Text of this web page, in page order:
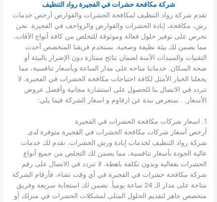
شركة مكافحة حشرات في الفجيرة رواد التنظيف
تقدم شركة رواد التنظيف لمكافحة الحشرات والقوارض أرخص خدمات
رش، مكافحة، إبادة الحشرات والقوارض والزواحف في الفجيرة. نحن
نحرص على توفير حلول فعالة وموثوقة للتخلص من كافة أنواع الآفات،
مما يضمن لك بيئة نظيفة وصحية. يستخدم فريقنا المتخصص أحدث
التقنيات والمبيدات الآمنة لضمان نتائج ممتازة دون الإضرار بالبيئة أو
صحة السكان. خدماتنا متاحة على مدار الساعة وبأسعار تنافسية، مما
يجعلنا الخيار الأمثل لكافة احتياجات مكافحة الحشرات في الفجيرة. لا
تتردد في الاتصال بنا للحصول على استشارة مجانية وأفضل عروض
الأسعار. . سنعرض نبذة عن ارقاوم و اسعار الشركة فيما يلي:
1. اسعار شركات مكافحة الحشرات في الفجيرة
أرخص أسعار شركات مكافحة الحشرات في الفجيرة متوفرة لدى
شركة رواد التنظيف لخدمات إبادة ورش الحشرات. نقدم لك خدمات
عالية الجودة بأسعار تنافسية، مما يضمن لك التخلص من جميع أنواع
الحشرات بفعالية وبدون تكلفة باهظة. لا تتردد في الاتصال على رقم
شركة مكافحة حشرات في الفجيرة في أي وقت تشاء، فأرقام الشركة
متاحة على مدار الـ 24 ساعة يومياً. نضمن لك استجابة سريعة وفريق
متخصص جاهز لتقديم الحلول المثلى لمشكلات الحشرات في منزلك أو